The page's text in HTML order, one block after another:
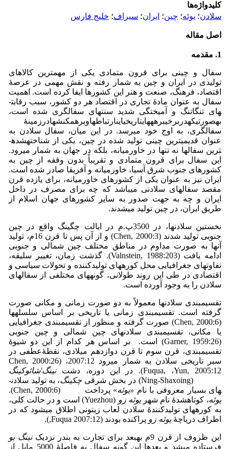
کلیدواژه‌ها
سلادن؛ یوئه؛ چین؛ ایران؛ سیراف؛ خلیج فارس
اصل مقاله
1. مقدمه
سفال و چینی برای قرون متمادی یکی از مهم­ترین کالاهای
تولیدی در ایران و چین به شمار رفته و نقش مهمی در عرصۀ
اقتصاد، فرهنگ، صنعت و هنر این کشورها ایفا کرده است. اهمیت
سفال به عنوان مادۀ تجاری در اقتصاد هر دو کشور، سبب رقابت­
های تنگاتنگ و آمیختگی شدید سنت­های سفال­گری شده است،
بهصورتیکهدربرخیبرهه­هایتاریخیاینارتباط­هاوبرهم­کنش­هادرزمینۀ
سفالگری، به اوج خود می­رسد. در این میان، سفال سلادن به
عنوان قدیمی­ترین چینی تولید شده در چین، یکی از شناخته­شده­
ترین سفال­ها نه تنها در خاورمیانه، بلکه در جهان به شمار می­رود.
این سفال برای قرون متمادی و تقریباً بدون وقفه از چین به
کشورهای جنوب شرق آسیا، خاورمیانه و آفریقا صادر شده است.
ایران نیز به عنوان یکی از کشورهای خاورمیانه، برای یازده قرن
مقصد سفال­های سلادنی می­باشد که چه برای مصرف در داخل
ایران و چه به جهت صدور به سایر کشورهای جهان اسلام از
طریق ایران، در چین تولید می­شدند.
نخستین سلادن­ها، در 3500­پ.م در ایالت چگینگ واقع در چین
جنوبی تولید شدند (Chen, 2000:3) و از آن پس تا قرن 16­م، تولید
آنها به صورت مداوم در مناطق مختلف چین شمالی و جنوبی
ادامه یافت (Valnstein, 1988:203). گذشت زمان، تغییر سلیقه،
تفاوت­های جغرافیایی محل کوره­های تولیدکننده و تحولات سیاسی و
اقتصادی در طی این روند طولانی، گونه­های مختلفی از سفال­های
سلادن را به وجود آورده است.
تقسیم­بندی سلادن­ها معمولاً به دو صورت زمانی و مکانی صورت
گرفته است. تقسیم­بندی زمانی یا تاریخی بر اساس سلسله­ها
(6:Chen, 2000) صورت گرفته و منظور از تقسیم­بندی جغرافیایی
یا مکانی، تقسیم­بندی سلادن­های چین شمالی و چین جنوبی
(Garner, 1959:26) است. بر اساس هر کدام از این دو شیوۀ
تقسیم­بندی، قرن سوم تا قرن دوازدهم میلادی، نقطۀعطفی در
سیر تاریخی سلادن به شمار می­رود Chen, 2000:26) ،2007:12
Fuqua, ،Yun, 2005:12). در این دوره، دشت
نینگ'شائوکینگ
(Ning-Shaxoing) در بخش شرقی
چکینگ، به تولید سلادن­
های بسیار معروفی با نام «یوئه» پرداخت (­Chen, 2000:6).
یوئه، کوتاه­شدۀ نام شهریوئه زو
(Yuezhou) است و در حالت کلی،
به کوره­های تولیدکنندۀ سلادن لعاب زیتونی اطلاق می­شود که در
اطراف دریاچۀیوئه زو پراکنده بودند (2007:12 Fuqua,).
این ظروف از قرن 9­م به­بعد برای تجارت به بندر نزدیک
نینگ بو
فرستاده می­شد و بعدها این گونه سفال به فاصلۀ 5000 مایل از